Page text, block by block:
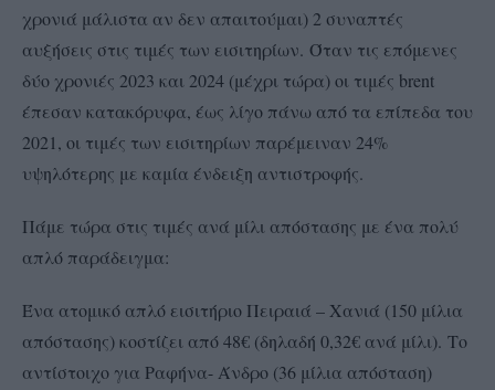
χρονιά μάλιστα αν δεν απαιτούμαι) 2 συναπτές
αυξήσεις στις τιμές των εισιτηρίων. Όταν τις επόμενες
δύο χρονιές 2023 και 2024 (μέχρι τώρα) οι τιμές brent
έπεσαν κατακόρυφα, έως λίγο πάνω από τα επίπεδα του
2021, οι τιμές των εισιτηρίων παρέμειναν 24%
υψηλότερης με καμία ένδειξη αντιστροφής.
Πάμε τώρα στις τιμές ανά μίλι απόστασης με ένα πολύ
απλό παράδειγμα:
Ένα ατομικό απλό εισιτήριο Πειραιά – Χανιά (150 μίλια
απόστασης) κοστίζει από 48€ (δηλαδή 0,32€ ανά μίλι). Το
αντίστοιχο για Ραφήνα- Άνδρο (36 μίλια απόσταση)